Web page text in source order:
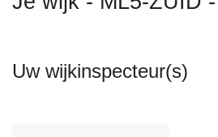
Uw wijkinspecteur(s)